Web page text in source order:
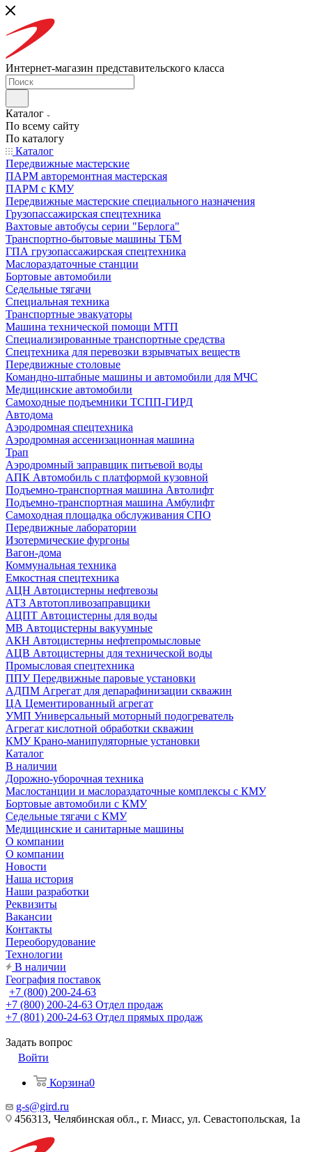
Интернет-магазин представительского класса
Каталог
По всему сайту
По каталогу
Каталог
Передвижные мастерские
ПАРМ авторемонтная мастерская
ПАРМ с КМУ
Передвижные мастерские специального назначения
Грузопассажирская спецтехника
Вахтовые автобусы серии "Берлога"
Транспортно-бытовые машины ТБМ
ГПА грузопассажирская спецтехника
Маслораздаточные станции
Бортовые автомобили
Седельные тягачи
Специальная техника
Транспортные эвакуаторы
Машина технической помощи МТП
Специализированные транспортные средства
Спецтехника для перевозки взрывчатых веществ
Передвижные столовые
Командно-штабные машины и автомобили для МЧС
Медицинские автомобили
Самоходные подъемники ТСПП-ГИРД
Автодома
Аэродромная спецтехника
Аэродромная ассенизационная машина
Трап
Аэродромный заправщик питьевой воды
АПК Автомобиль с платформой кузовной
Подъемно-транспортная машина Автолифт
Подъемно-транспортная машина Амбулифт
Самоходная площадка обслуживания СПО
Передвижные лаборатории
Изотермические фургоны
Вагон-дома
Коммунальная техника
Емкостная спецтехника
АЦН Автоцистерны нефтевозы
АТЗ Автотопливозаправщики
АЦПТ Автоцистерны для воды
МВ Автоцистерны вакуумные
АКН Автоцистерны нефтепромысловые
АЦВ Автоцистерны для технической воды
Промысловая спецтехника
ППУ Передвижные паровые установки
АДПМ Агрегат для депарафинизации скважин
ЦА Цементированный агрегат
УМП Универсальный моторный подогреватель
Агрегат кислотной обработки скважин
КМУ Крано-манипуляторные установки
Каталог
В наличии
Дорожно-уборочная техника
Маслостанции и маслораздаточные комплексы с КМУ
Бортовые автомобили с КМУ
Седельные тягачи с КМУ
Медицинские и санитарные машины
О компании
О компании
Новости
Наша история
Наши разработки
Реквизиты
Вакансии
Контакты
Переоборудование
Технологии
В наличии
География поставок
+7 (800) 200-24-63
+7 (800) 200-24-63 Отдел продаж
+7 (801) 200-24-63 Отдел прямых продаж
Задать вопрос
Войти
Корзина0
g-s@gird.ru
456313, Челябинская обл., г. Миасс, ул. Севастопольская, 1а